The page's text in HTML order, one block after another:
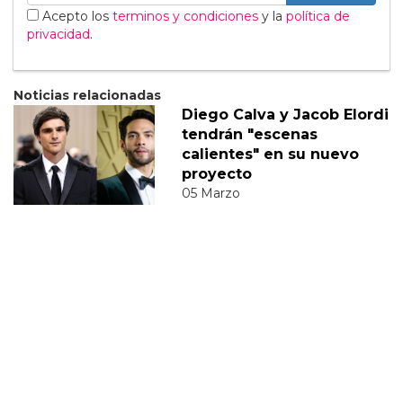
Acepto los terminos y condiciones y la política de
privacidad.
Noticias relacionadas
Diego Calva y Jacob Elordi
tendrán "escenas
calientes" en su nuevo
proyecto
05 Marzo